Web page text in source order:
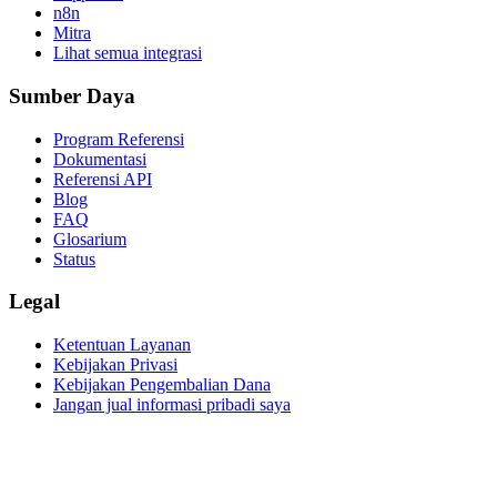
n8n
Mitra
Lihat semua integrasi
Sumber Daya
Program Referensi
Dokumentasi
Referensi API
Blog
FAQ
Glosarium
Status
Legal
Ketentuan Layanan
Kebijakan Privasi
Kebijakan Pengembalian Dana
Jangan jual informasi pribadi saya